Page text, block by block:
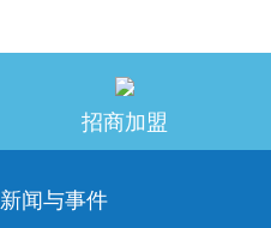
招商加盟
新闻与事件